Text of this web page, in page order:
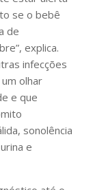
se o bebê
de
explica.
infecções
olhar
e que
sonolência
e